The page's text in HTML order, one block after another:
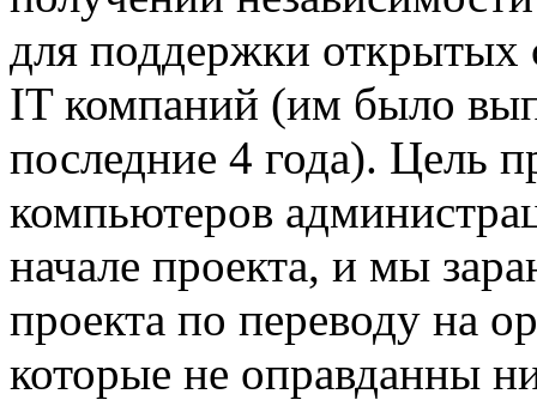
для поддержки открытых
IT компаний (им было
последние 4 года). Цель
компьютеров
начале проекта, и мы
проекта по переводу на
которые не оправданны